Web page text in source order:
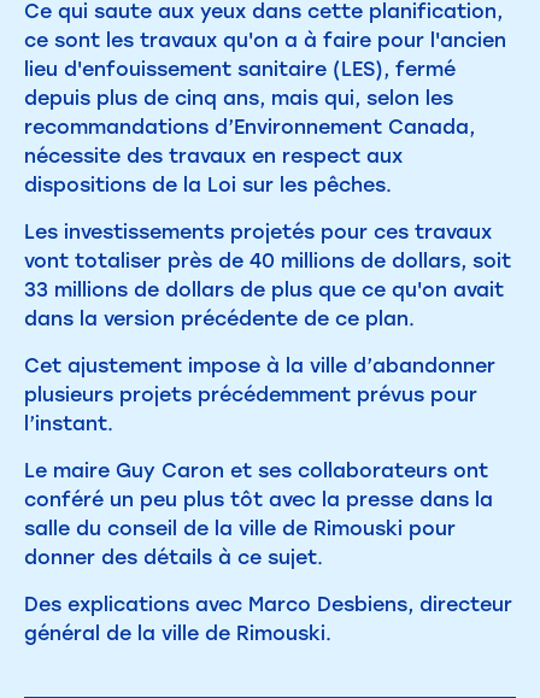
Ce qui saute aux yeux dans cette planification,
ce sont les travaux qu'on a à faire pour l'ancien
lieu d'enfouissement sanitaire (LES), fermé
depuis plus de cinq ans, mais qui, selon les
recommandations d’Environnement Canada,
nécessite des travaux en respect aux
dispositions de la Loi sur les pêches.
Les investissements projetés pour ces travaux
vont totaliser près de 40 millions de dollars, soit
33 millions de dollars de plus que ce qu'on avait
dans la version précédente de ce plan.
Cet ajustement impose à la ville d’abandonner
plusieurs projets précédemment prévus pour
l’instant.
Le maire Guy Caron et ses collaborateurs ont
conféré un peu plus tôt avec la presse dans la
salle du conseil de la ville de Rimouski pour
donner des détails à ce sujet.
Des explications avec Marco Desbiens, directeur
général de la ville de Rimouski.